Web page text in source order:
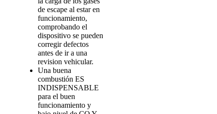
de escape al estar en
funcionamiento,
comprobando el
dispositivo se pueden
corregir defectos
antes de ir a una
revision vehicular.
Una buena
combustión ES
INDISPENSABLE
para el buen
funcionamiento y